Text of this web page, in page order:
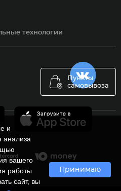
Пункты
самовывоза
технологии
и
анализа
вашего
работы
сайт, вы
Принимаю